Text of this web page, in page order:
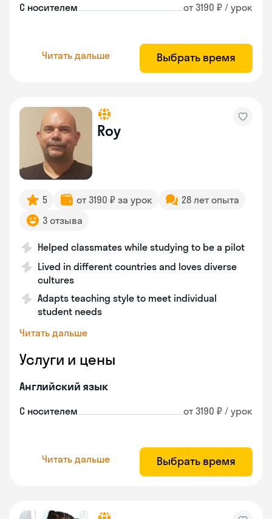
С носителем от 3190 ₽ / урок
Читать дальше Выбрать время
Roy
5 от 3190 ₽ за урок
28 лет опыта
3 отзыва
Helped classmates while studying to be a pilot
Lived in different countries and loves diverse
cultures
Adapts teaching style to meet individual
student needs
Читать дальше
Услуги и цены
Английский язык
С носителем от 3190 ₽ / урок
Читать дальше Выбрать время